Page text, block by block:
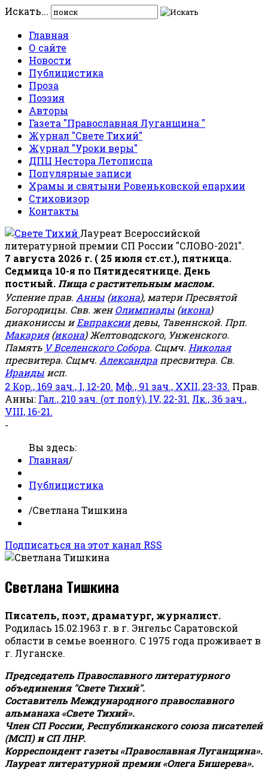
Искать...
Главная
О сайте
Новости
Публицистика
Проза
Поэзия
Авторы
Газета "Православная Луганщина "
Журнал "Свете Тихий"
Журнал "Уроки веры"
ДПЦ Нестора Летописца
Популярные записи
Храмы и святыни Ровеньковской епархии
Стиховизор
Контакты
Лауреат Всероссийской
литературной премии СП России "СЛОВО-2021".
7 августа 2026 г. ( 25 июля ст.ст.), пятница.
Седмица 10-я по Пятидесятнице. День
постный. Пища с растительным маслом.
Успение прав. Анны (икона), матери Пресвятой
Богородицы. Свв. женОлимпиады (икона)
диакониссы иЕвпраксиидевы, Тавеннской. Прп.
Макария(икона) Желтоводского, Унженского.
Память V Вселенского Собора. Сщмч. Николая
пресвитера. Сщмч. Александра пресвитера. Св.
Ираиды исп.
2 Кор., 169 зач., I, 12-20. Мф., 91 зач., XXII, 23-33. Прав.
Анны: Гал., 210 зач. (от полу́), IV, 22-31. Лк., 36 зач.,
VIII, 16-21.
-
Вы здесь:
Главная/
Публицистика
/Светлана Тишкина
Подписаться на этот канал RSS
Светлана Тишкина
Писатель, поэт, драматург, журналист.
Родилась 15.02.1963 г. в г. Энгельс Саратовской
области в семье военного. С 1975 года проживает в
г. Луганске.
Председатель Православного литературного
объединения "Свете Тихий".
Составитель Международного православного
альманаха «Свете Тихий».
Член СП России, Республиканского союза писателей
(МСП) и СП ЛНР.
Корреспондент газеты «Православная Луганщина».
Лауреат литературной премии «Олега Бишерева».